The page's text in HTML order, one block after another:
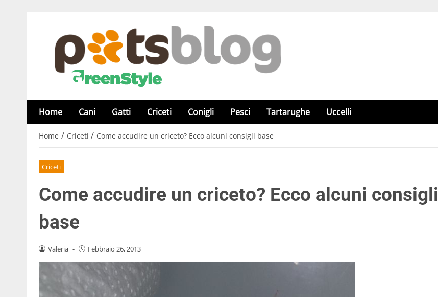
Home Cani Gatti Criceti Conigli Pesci Tartarughe Uccelli
Home / Criceti / Come accudire un criceto? Ecco alcuni consigli base
Criceti
Come accudire un criceto? Ecco alcuni consigli
base
Valeria - Febbraio 26, 2013